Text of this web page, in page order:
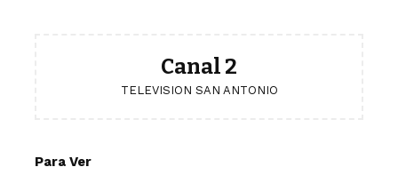
Canal 2
TELEVISION SAN ANTONIO
Para Ver